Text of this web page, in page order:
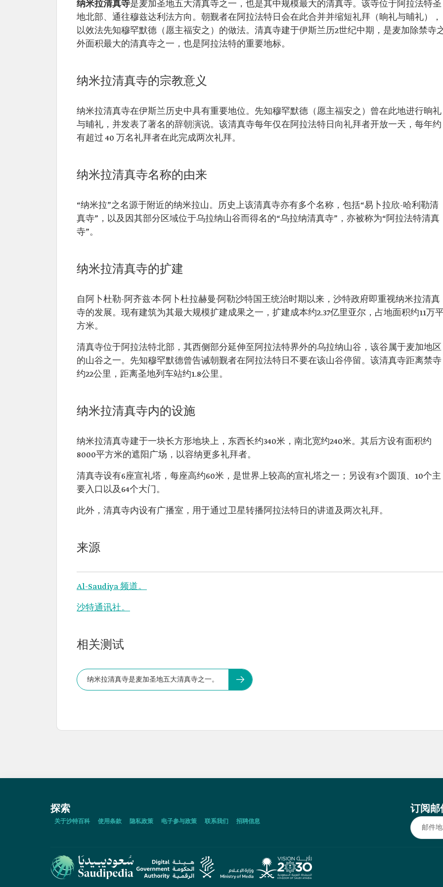
纳米拉清真寺是麦加圣地五大清真寺之一，也是其中规模最大的清真寺。该寺位于阿拉法特圣
地北部、通往穆兹达利法方向。朝觐者在阿拉法特日会在此合并并缩短礼拜（晌礼与晡礼），
以效法先知穆罕默德（愿主福安之）的做法。清真寺建于伊斯兰历2世纪中期，是麦加除禁寺
外面积最大的清真寺之一，也是阿拉法特的重要地标。
纳米拉清真寺的宗教意义
纳米拉清真寺在伊斯兰历史中具有重要地位。先知穆罕默德（愿主福安之）曾在此地进行晌礼
与晡礼，并发表了著名的辞朝演说。该清真寺每年仅在阿拉法特日向礼拜者开放一天，每年约
有超过 40 万名礼拜者在此完成两次礼拜。
纳米拉清真寺名称的由来
“纳米拉”之名源于附近的纳米拉山。历史上该清真寺亦有多个名称，包括“易卜拉欣-哈利勒清
真寺”，以及因其部分区域位于乌拉纳山谷而得名的“乌拉纳清真寺”，亦被称为“阿拉法特清真
寺”。
纳米拉清真寺的扩建
自阿卜杜勒-阿齐兹·本·阿卜杜拉赫曼·阿勒沙特国王统治时期以来，沙特政府即重视纳米拉清真
寺的发展。现有建筑为其最大规模扩建成果之一，扩建成本约2.37亿里亚尔，占地面积约11万
方米。
清真寺位于阿拉法特北部，其西侧部分延伸至阿拉法特界外的乌拉纳山谷，该谷属于麦加地区
的山谷之一。先知穆罕默德曾告诫朝觐者在阿拉法特日不要在该山谷停留。该清真寺距离禁寺
约22公里，距离圣地列车站约1.8公里。
纳米拉清真寺内的设施
纳米拉清真寺建于一块长方形地块上，东西长约340米，南北宽约240米。其后方设有面积约
8000平方米的遮阳广场，以容纳更多礼拜者。
清真寺设有6座宣礼塔，每座高约60米，是世界上较高的宣礼塔之一；另设有3个圆顶、10个主
要入口以及64个大门。
此外，清真寺内设有广播室，用于通过卫星转播阿拉法特日的讲道及两次礼拜。
来源
Al-Saudiya 频道。
沙特通讯社。
相关测试
纳米拉清真寺是麦加圣地五大清真寺之一。
探索
关于沙特百科 使用条款 隐私政策 电子参与政策 联系我们 招聘信息
订阅邮